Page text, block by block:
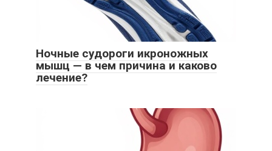
Ночные судороги икроножных
мышц — в чем причина и каково
лечение?